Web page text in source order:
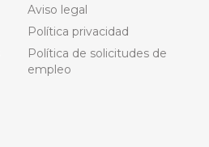
Aviso legal
Política privacidad
Política de solicitudes de
empleo